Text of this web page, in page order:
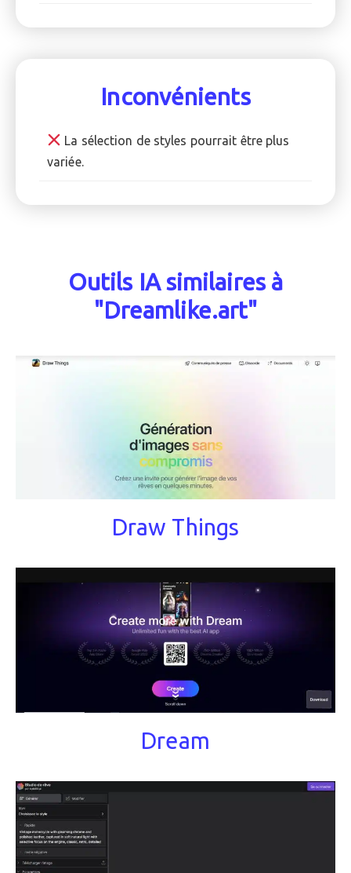
Inconvénients
La sélection de styles pourrait être plus
variée.
Outils IA similaires à
"Dreamlike.art"
Draw Things
Dream